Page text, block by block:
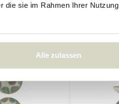
die sie im Rahmen Ihrer Nutzung
Alle zulassen
Inkl. MwSt.